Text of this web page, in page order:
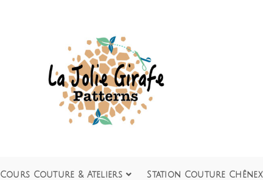
Cours Couture & Ateliers Station Couture Chênex